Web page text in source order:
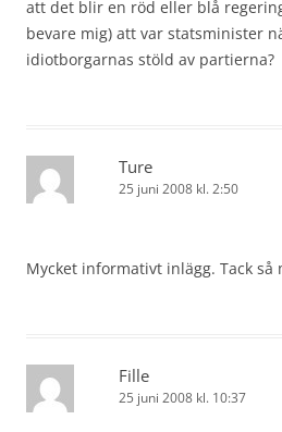
att det blir en röd eller blå
bevare mig) att var statsminister
idiotborgarnas stöld av partierna?
Ture
25 juni 2008 kl. 2:50
Mycket informativt inlägg. Tack så
Fille
25 juni 2008 kl. 10:37